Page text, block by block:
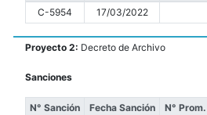
C-5954
17/03/2022
Proyecto 2: Decreto de Archivo
Sanciones
N° Sanción Fecha Sanción N° Prom.